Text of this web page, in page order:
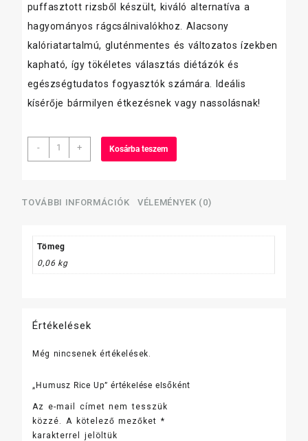
430 Ft.399 Ft.
puffasztott rizsből készült, kiváló alternatíva a
hagyományos rágcsálnivalókhoz. Alacsony
kalóriatartalmú, gluténmentes és változatos ízekben
kapható, így tökéletes választás diétázók és
egészségtudatos fogyasztók számára. Ideális
kísérője bármilyen étkezésnek vagy nassolásnak!
-
Humusz
Rice
+ Kosárba teszem
TOVÁBBI INFORMÁCIÓK VÉLEMÉNYEK (0)
Tömeg
0,06 kg
Értékelések
Még nincsenek értékelések.
„Humusz Rice Up” értékelése elsőként
Az e-mail címet nem tesszük
közzé.
A kötelező mezőket *
karakterrel jelöltük